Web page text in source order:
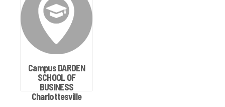
Campus DARDEN
SCHOOL OF
BUSINESS
Charlottesville